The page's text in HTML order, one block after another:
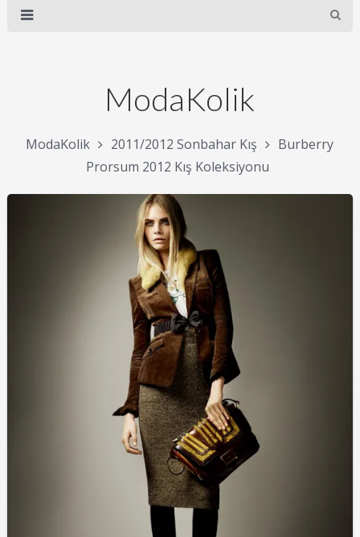
ModaKolik
ModaKolik 2011/2012 Sonbahar Kış
Burberry
Prorsum 2012 Kış Koleksiyonu